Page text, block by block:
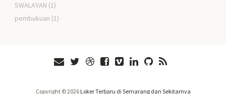
SWALAYAN (1)
pembukuan (1)
Copyright ©2026 Loker Terbaru di Semarang dan Sekitarnya